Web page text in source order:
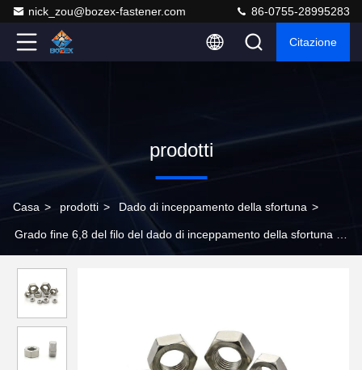
nick_zou@bozex-fastener.com 86-0755-28995283
Citazione
prodotti
Casa > prodotti > Dado di inceppamento della sfortuna >
Grado fine 6,8 del filo del dado di inceppamento della sfortuna di